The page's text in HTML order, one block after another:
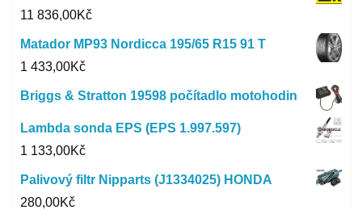
11 836,00Kč
Matador MP93 Nordicca 195/65 R15 91 T
1 433,00Kč
Briggs & Stratton 19598 počítadlo motohodin
Lambda sonda EPS (EPS 1.997.597)
1 133,00Kč
Palivový filtr Nipparts (J1334025) HONDA
280,00Kč